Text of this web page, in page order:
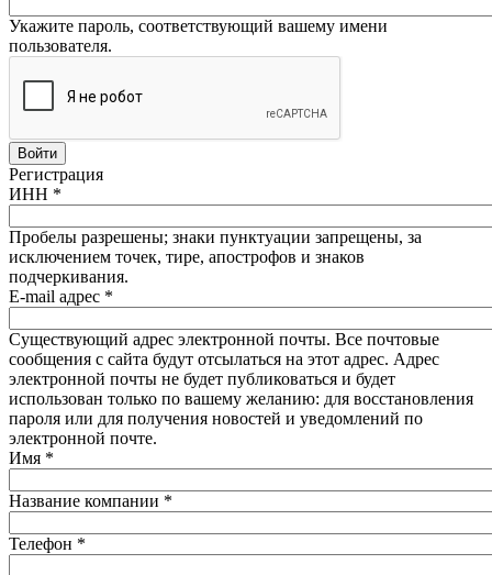
Укажите пароль, соответствующий вашему имени
пользователя.
Регистрация
ИНН *
Пробелы разрешены; знаки пунктуации запрещены, за
исключением точек, тире, апострофов и знаков
подчеркивания.
E-mail адрес *
Существующий адрес электронной почты. Все почтовые
сообщения с сайта будут отсылаться на этот адрес. Адрес
электронной почты не будет публиковаться и будет
использован только по вашему желанию: для восстановления
пароля или для получения новостей и уведомлений по
электронной почте.
Имя *
Название компании *
Телефон *